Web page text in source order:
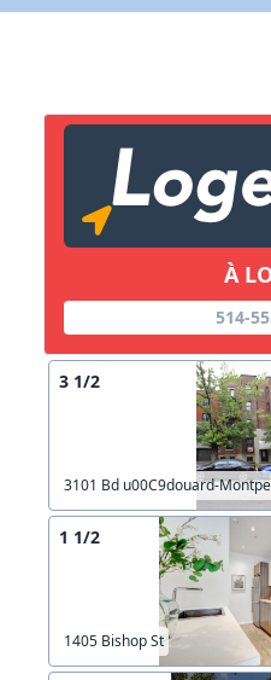
À
514-
3 1/2
3101 Bd u00C9douard-
1 1/2
1405 Bishop St
Copier lien